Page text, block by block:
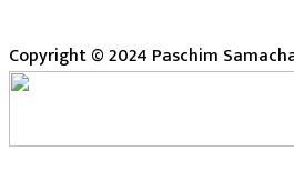
Copyright © 2024 Paschim